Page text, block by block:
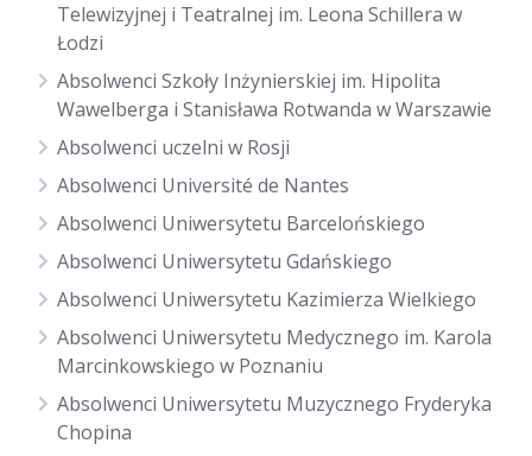
Telewizyjnej i Teatralnej im. Leona Schillera w
Łodzi
Absolwenci Szkoły Inżynierskiej im. Hipolita
Wawelberga i Stanisława Rotwanda w Warszawie
Absolwenci uczelni w Rosji
Absolwenci Université de Nantes
Absolwenci Uniwersytetu Barcelońskiego
Absolwenci Uniwersytetu Gdańskiego
Absolwenci Uniwersytetu Kazimierza Wielkiego
Absolwenci Uniwersytetu Medycznego im. Karola
Marcinkowskiego w Poznaniu
Absolwenci Uniwersytetu Muzycznego Fryderyka
Chopina